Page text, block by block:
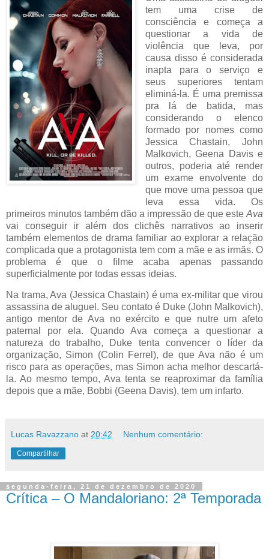
tem uma crise de
consciência e começa a
questionar a vida de
violência que leva, por
causa disso é considerada
inapta para o serviço e
seus superiores tentam
eliminá-la. É uma premissa
pra lá de batida, mas
considerando o elenco
formado por nomes como
Jessica Chastain, John
Malkovich, Geena Davis e
outros, poderia até render
um exame envolvente do
que move uma pessoa que
leva essa vida. Os
primeiros minutos também dão a impressão de que este Ava
vai conseguir ir além dos clichês narrativos ao inserir
também elementos de drama familiar ao explorar a relação
complicada que a protagonista tem com a mãe e as irmãs. O
problema é que o filme acaba apenas passando
superficialmente por todas essas ideias.
Na trama, Ava (Jessica Chastain) é uma ex-militar que virou
assassina de aluguel. Seu contato é Duke (John Malkovich),
antigo mentor de Ava no exército e que nutre um afeto
paternal por ela. Quando Ava começa a questionar a
natureza do trabalho, Duke tenta convencer o líder da
organização, Simon (Colin Ferrel), de que Ava não é um
risco para as operações, mas Simon acha melhor descartá-
la. Ao mesmo tempo, Ava tenta se reaproximar da família
depois que a mãe, Bobbi (Geena Davis), tem um infarto.
Lucas Ravazzano at 20:42 Nenhum comentário:
Compartilhar
segunda-feira, 21 de dezembro de 2020
Crítica – O Mandaloriano: 2ª Temporada